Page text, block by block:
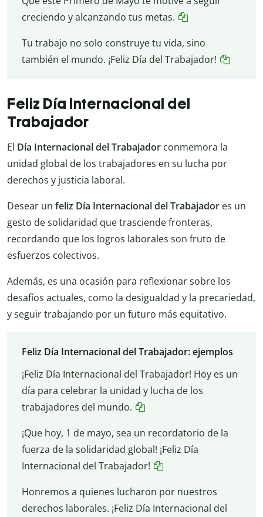
creciendo y alcanzando tus metas.
Tu trabajo no solo construye tu vida, sino
también el mundo. ¡Feliz Día del Trabajador!
Feliz Día Internacional del
Trabajador
El Día Internacional del Trabajador conmemora la
unidad global de los trabajadores en su lucha por
derechos y justicia laboral.
Desear un feliz Día Internacional del Trabajador es un
gesto de solidaridad que trasciende fronteras,
recordando que los logros laborales son fruto de
esfuerzos colectivos.
Además, es una ocasión para reflexionar sobre los
desafíos actuales, como la desigualdad y la precariedad,
y seguir trabajando por un futuro más equitativo.
Feliz Día Internacional del Trabajador: ejemplos
¡Feliz Día Internacional del Trabajador! Hoy es un
día para celebrar la unidad y lucha de los
trabajadores del mundo.
¡Que hoy, 1 de mayo, sea un recordatorio de la
fuerza de la solidaridad global! ¡Feliz Día
Internacional del Trabajador!
Honremos a quienes lucharon por nuestros
derechos laborales. ¡Feliz Día Internacional del